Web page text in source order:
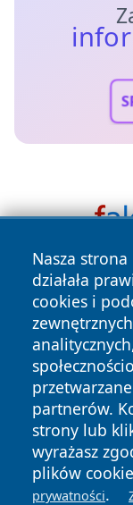
Nasza
działała
cookies i
partnerów.
strony lub
wyrażasz
plików
prywatności.
Copyright © 2026
zastrzeżone.
News Autorzy